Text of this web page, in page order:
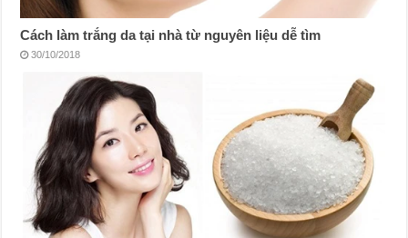
Cách làm trắng da tại nhà từ nguyên liệu dễ tìm
30/10/2018